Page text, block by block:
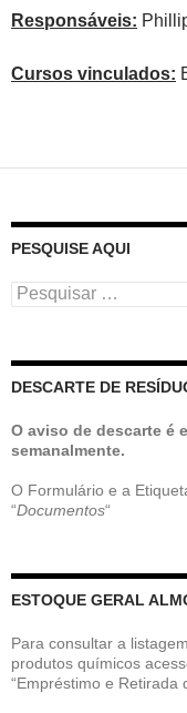
Responsáveis:
Cursos vinculados:
PESQUISE AQUI
Pesquisar
por:
DESCARTE DE
O aviso de descarte é
semanalmente.
O Formulário e a
“Documentos“
ESTOQUE GERAL
Para consultar a
produtos químicos
“Empréstimo e Retirada